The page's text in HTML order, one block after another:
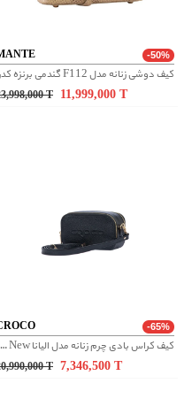
MANTE -50%
کیف دوشی زنانه مدل F112 گندمی برنزه کدر
23,998,000 T 11,999,000
CROCO -65%
کیف کراس بادی چرم زنانه مدل الیانا New - مشکی
20,990,000 T 7,346,500